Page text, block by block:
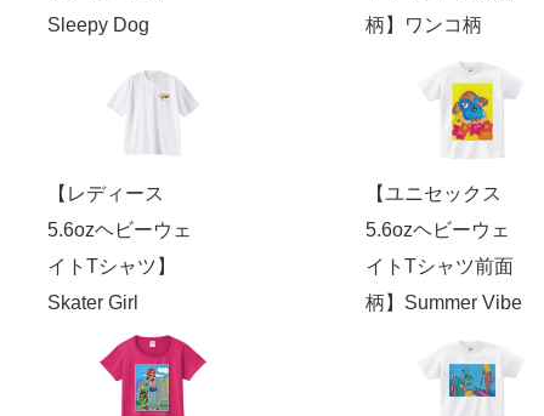
Sleepy Dog
柄】ワンコ柄
【レディース
5.6ozヘビーウェ
イトTシャツ】
Skater Girl
【ユニセックス
5.6ozヘビーウェ
イトTシャツ前面
柄】Summer Vibe